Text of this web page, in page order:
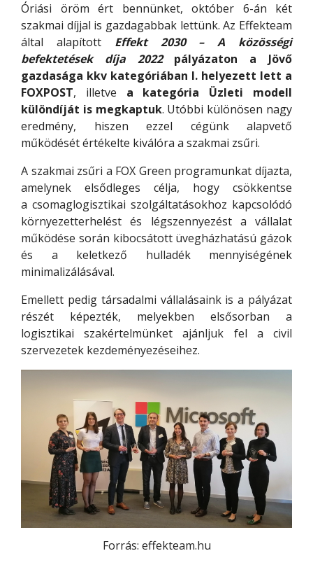
Óriási öröm ért bennünket, október 6-án két
szakmai díjjal is gazdagabbak lettünk. Az Effekteam
által alapított Effekt 2030 – A közösségi
befektetések díja 2022 pályázaton a Jövő
gazdasága kkv kategóriában I. helyezett lett a
FOXPOST, illetve a kategória Üzleti modell
különdíját is megkaptuk. Utóbbi különösen nagy
eredmény, hiszen ezzel cégünk alapvető
működését értékelte kiválóra a szakmai zsűri.
A szakmai zsűri a FOX Green programunkat díjazta,
amelynek elsődleges célja, hogy csökkentse
a csomaglogisztikai szolgáltatásokhoz kapcsolódó
környezetterhelést és légszennyezést a vállalat
működése során kibocsátott üvegházhatású gázok
és a keletkező hulladék mennyiségének
minimalizálásával.
Emellett pedig társadalmi vállalásaink is a pályázat
részét képezték, melyekben elsősorban a
logisztikai szakértelmünket ajánljuk fel a civil
szervezetek kezdeményezéseihez.
Forrás: effekteam.hu